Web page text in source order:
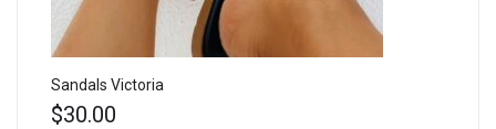
Sandals Victoria
$30.00